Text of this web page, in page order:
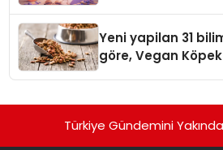
Yeni yapilan 31
göre, Vegan
Türkiye Gündemini